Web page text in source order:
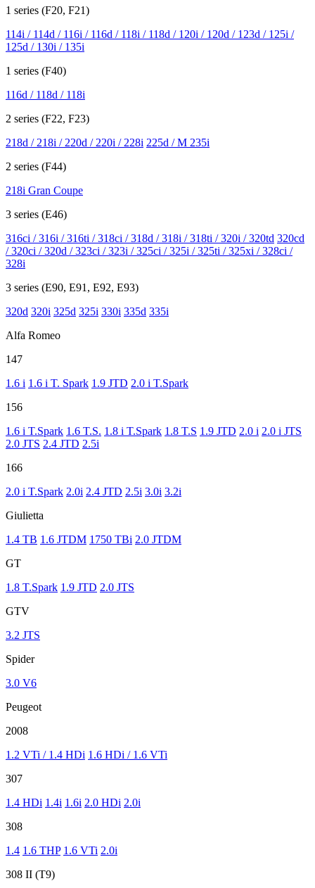
1 series (F20, F21)
114i / 114d / 116i / 116d / 118i / 118d / 120i / 120d / 123d / 125i /
125d / 130i / 135i
1 series (F40)
116d / 118d / 118i
2 series (F22, F23)
218d / 218i / 220d / 220i / 228i 225d / M 235i
2 series (F44)
218i Gran Coupe
3 series (E46)
316ci / 316i / 316ti / 318ci / 318d / 318i / 318ti / 320i / 320td 320cd
/ 320ci / 320d / 323ci / 323i / 325ci / 325i / 325ti / 325xi / 328ci /
328i
3 series (E90, E91, E92, E93)
320d 320i 325d 325i 330i 335d 335i
Alfa Romeo
147
1.6 i 1.6 i T. Spark 1.9 JTD 2.0 i T.Spark
156
1.6 i T.Spark 1.6 T.S. 1.8 i T.Spark 1.8 T.S 1.9 JTD 2.0 i 2.0 i JTS
2.0 JTS 2.4 JTD 2.5i
166
2.0 i T.Spark 2.0i 2.4 JTD 2.5i 3.0i 3.2i
Giulietta
1.4 TB 1.6 JTDM 1750 TBi 2.0 JTDM
GT
1.8 T.Spark 1.9 JTD 2.0 JTS
GTV
3.2 JTS
Spider
3.0 V6
Peugeot
2008
1.2 VTi / 1.4 HDi 1.6 HDi / 1.6 VTi
307
1.4 HDi 1.4i 1.6i 2.0 HDi 2.0i
308
1.4 1.6 THP 1.6 VTi 2.0i
308 II (T9)